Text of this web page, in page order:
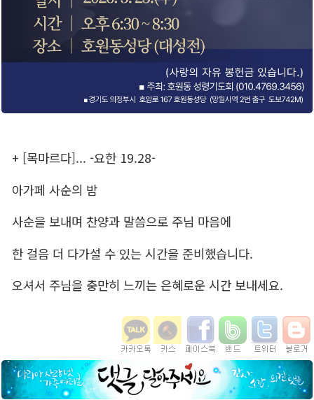
+ [목마르다]... -요한 19.28-
아가페 사순의 밤
사순을 보내며 찬양과 말씀으로 주님 마음에
한 걸음 더 다가설 수 있는 시간을 준비했습니다.
오셔서 주님을 충만히 느끼는 은혜로운 시간 보내세요.